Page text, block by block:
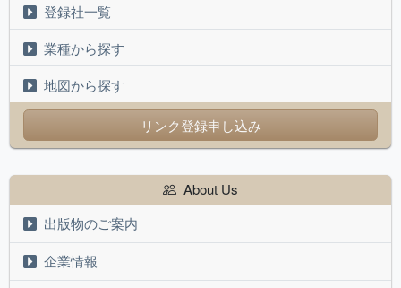
登録社一覧
業種から探す
地図から探す
リンク登録申し込み
About Us
出版物のご案内
企業情報